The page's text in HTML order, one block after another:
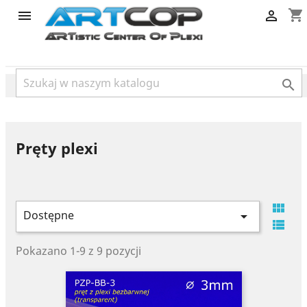
category
 shopping_cart


Pręty plexi
Dostępne 


Pokazano 1-9 z 9 pozycji